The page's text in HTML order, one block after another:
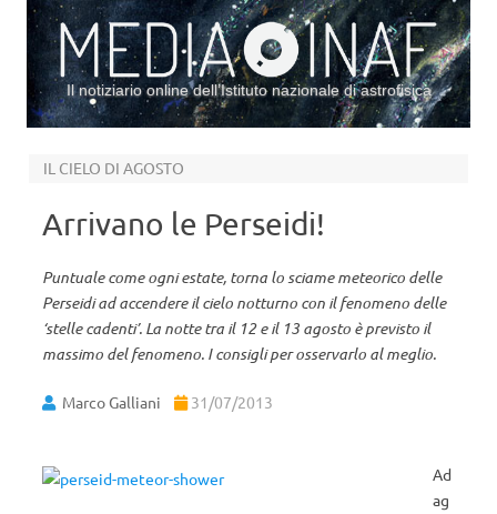
Il notiziario online dell’Istituto nazionale di astrofisica
IL CIELO DI AGOSTO
Arrivano le Perseidi!
Puntuale come ogni estate, torna lo sciame meteorico delle
Perseidi ad accendere il cielo notturno con il fenomeno delle
‘stelle cadenti’. La notte tra il 12 e il 13 agosto è previsto il
massimo del fenomeno. I consigli per osservarlo al meglio.
Marco Galliani 31/07/2013
Ad
ag